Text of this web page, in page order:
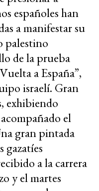
españoles han
a manifestar su
palestino
de la prueba
a España”,
israelí. Gran
exhibiendo
el
gran pintada
gazatíes
a la carrera
y el martes